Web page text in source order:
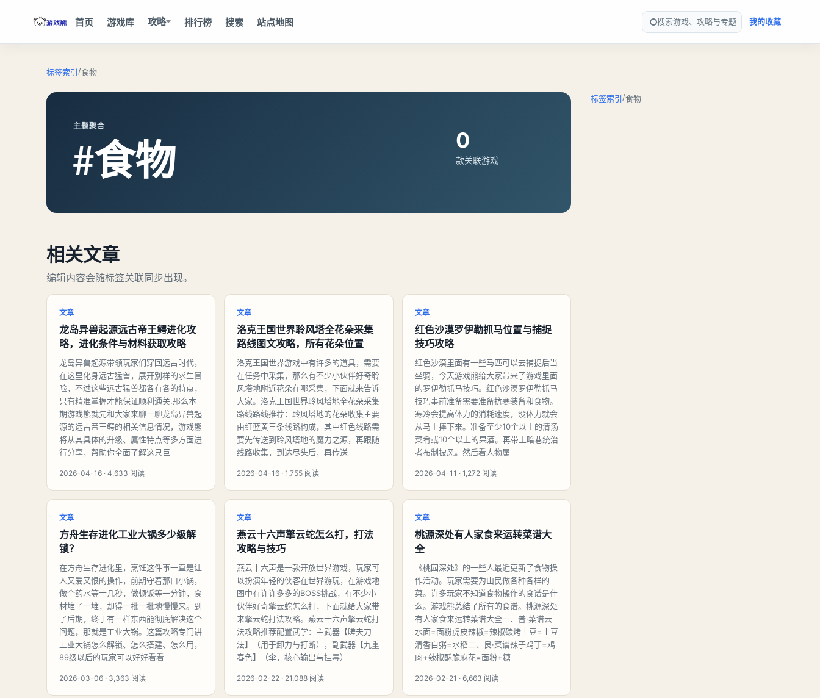
首页 游戏库 攻略 排行榜 搜索 站点地图 搜索游戏、攻略与专题 我的收藏
标签索引/食物
主题聚合
#食物 0
款关联游戏
相关文章
编辑内容会随标签关联同步出现。
文章
龙岛异兽起源远古帝王鳄进化攻
略，进化条件与材料获取攻略
龙岛异兽起源带领玩家们穿回远古时代，
在这里化身远古猛兽，展开别样的求生冒
险，不过这些远古猛兽都各有各的特点，
只有精准掌握才能保证顺利通关.那么本
期游戏熊就先和大家来聊一聊龙岛异兽起
源的远古帝王鳄的相关信息情况，游戏熊
将从其具体的升级、属性特点等多方面进
行分享，帮助你全面了解这只巨
2026-04-16 · 4,633 阅读
文章
洛克王国世界聆风塔全花朵采集
路线图文攻略，所有花朵位置
洛克王国世界游戏中有许多的道具，需要
在任务中采集，那么有不少小伙伴好奇聆
风塔地附近花朵在哪采集，下面就来告诉
大家。洛克王国世界聆风塔地全花朵采集
路线路线推荐：聆风塔地的花朵收集主要
由红蓝黄三条线路构成，其中红色线路需
要先传送到聆风塔地的魔力之源，再跟随
线路收集，到达尽头后，再传送
2026-04-16 · 1,755 阅读
文章
红色沙漠罗伊勒抓马位置与捕捉
技巧攻略
红色沙漠里面有一些马匹可以去捕捉后当
坐骑，今天游戏熊给大家带来了游戏里面
的罗伊勒抓马技巧。红色沙漠罗伊勒抓马
技巧事前准备需要准备抗寒装备和食物。
寒冷会提高体力的消耗速度，没体力就会
从马上摔下来。准备至少10个以上的清汤
菜肴或10个以上的果酒。再带上暗巷统治
者布制披风。然后看人物属
2026-04-11 · 1,272 阅读
文章
方舟生存进化工业大锅多少级解
锁？
在方舟生存进化里，烹饪这件事一直是让
人又爱又恨的操作，前期守着那口小锅，
做个药水等十几秒，做顿饭等一分钟，食
材堆了一堆，却得一批一批地慢慢来。到
了后期，终于有一样东西能彻底解决这个
问题，那就是工业大锅。这篇攻略专门讲
工业大锅怎么解锁、怎么搭建、怎么用，
89级以后的玩家可以好好看看
2026-03-06 · 3,363 阅读
文章
燕云十六声擎云蛇怎么打，打法
攻略与技巧
燕云十六声是一款开放世界游戏，玩家可
以扮演年轻的侠客在世界游玩，在游戏地
图中有许许多多的BOSS挑战，有不少小
伙伴好奇擎云蛇怎么打，下面就给大家带
来擎云蛇打法攻略。燕云十六声擎云蛇打
法攻略推荐配置武学：主武器【嗟夫刀
法】（用于卸力与打断），副武器【九重
春色】（伞，核心输出与挂毒）
2026-02-22 · 21,088 阅读
文章
桃源深处有人家食来运转菜谱大
全
《桃园深处》的一些人最近更新了食物操
作活动。玩家需要为山民做各种各样的
菜。许多玩家不知道食物操作的食谱是什
么。游戏熊总结了所有的食谱。桃源深处
有人家食来运转菜谱大全一、普·菜谱云
水面=面粉虎皮辣椒=辣椒碳烤土豆=土豆
清香白粥=水稻二、良·菜谱辣子鸡丁=鸡
肉+辣椒酥脆麻花=面粉+糖
2026-02-21 · 6,663 阅读
标签索引/食物